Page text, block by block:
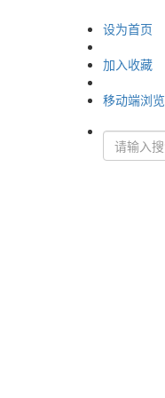
设为首页
加入收藏
移动端浏览